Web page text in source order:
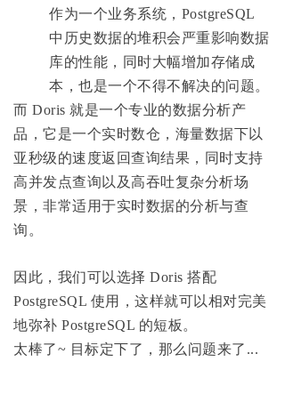
作为一个业务系统，PostgreSQL
中历史数据的堆积会严重影响数据
库的性能，同时大幅增加存储成
本，也是一个不得不解决的问题。
而 Doris 就是一个专业的数据分析产
品，它是一个实时数仓，海量数据下以
亚秒级的速度返回查询结果，同时支持
高并发点查询以及高吞吐复杂分析场
景，非常适用于实时数据的分析与查
询。
因此，我们可以选择 Doris 搭配
PostgreSQL 使用，这样就可以相对完美
地弥补 PostgreSQL 的短板。
太棒了~ 目标定下了，那么问题来了...